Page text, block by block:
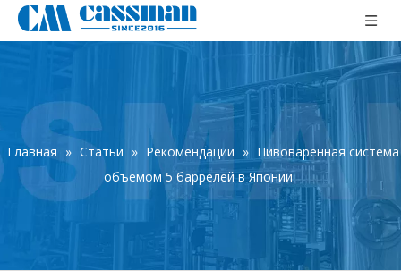
Главная » Статьи » Рекомендации » Пивоваренная система
объемом 5 баррелей в Японии